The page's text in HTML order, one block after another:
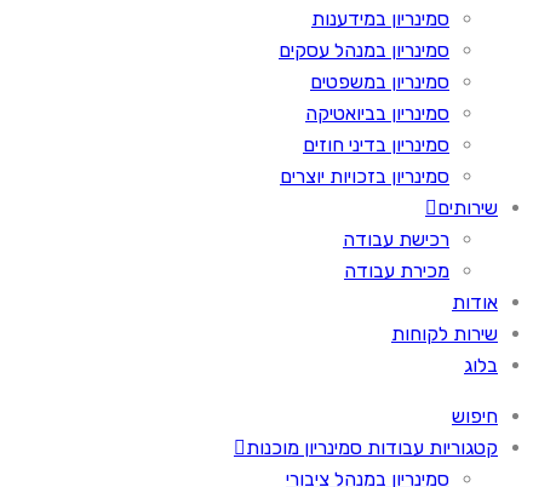
סמינריון במידענות
סמינריון במנהל עסקים
סמינריון במשפטים
סמינריון בביואטיקה
סמינריון בדיני חוזים
סמינריון בזכויות יוצרים
שירותים
רכישת עבודה
מכירת עבודה
אודות
שירות לקוחות
בלוג
חיפוש
קטגוריות עבודות סמינריון מוכנות
סמינריון במנהל ציבורי